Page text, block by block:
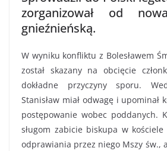
zorganizował od
gnieźnieńską.
W wyniku konfliktu z Bolesławem
został skazany na obcięcie
dokładne przyczyny sporu.
Stanisław miał odwagę i upominał
postępowanie wobec poddanych.
sługom zabicie biskupa w kościele
odprawiania przez niego Mszy św.,